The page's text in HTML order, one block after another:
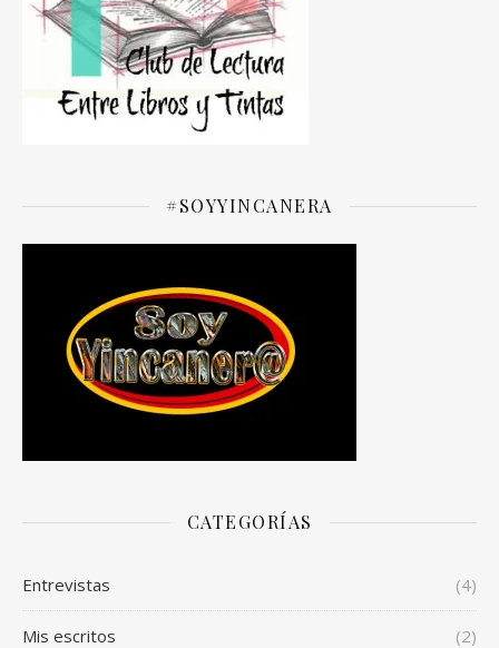
#SOYYINCANERA
CATEGORÍAS
Entrevistas (4)
Mis escritos (2)